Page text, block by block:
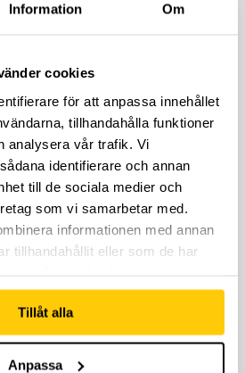
Information Om
cookies
för att anpassa innehållet
tillhandahålla funktioner
analysera vår trafik. Vi
identifierare och annan
till de sociala medier och
som vi samarbetar med.
informationen med annan
tillhandahållit eller som de har
Tillåt alla
Anpassa
klippkort
: Perfekt för dig
ingår ej i priset och köps
endast under Black
kombineras med andra
IDAG! 🖤